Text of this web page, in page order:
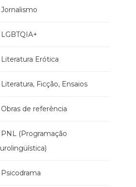
Jornalismo
LGBTQIA+
Literatura Erótica
Literatura, Ficção, Ensaios
Obras de referência
PNL (Programação
Psicodrama